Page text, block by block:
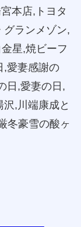
本店,トヨタ
グランメゾン,
星,焼ビーフ
,愛妻感謝の
日,愛妻の日,
,川端康成と
冬豪雪の酸ヶ